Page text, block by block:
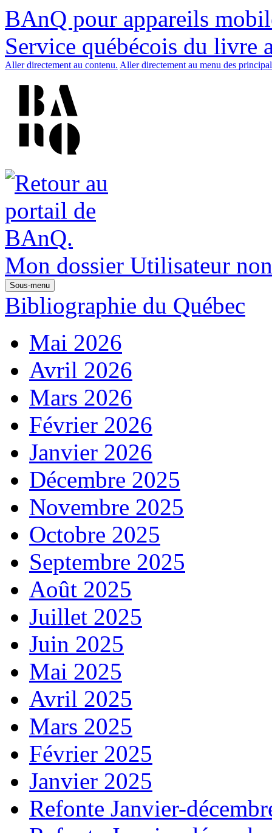
BAnQ pour appareils
Service québécois du livre
Aller directement au contenu. Aller directement au menu des
Mon dossier Utilisateur
Sous-menu
Bibliographie du Québec
Mai 2026
Avril 2026
Mars 2026
Février 2026
Janvier 2026
Décembre 2025
Novembre 2025
Octobre 2025
Septembre 2025
Août 2025
Juillet 2025
Juin 2025
Mai 2025
Avril 2025
Mars 2025
Février 2025
Janvier 2025
Refonte Janvier-